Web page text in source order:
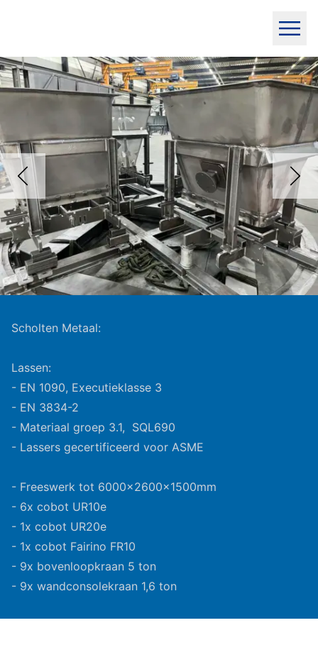
Scholten Metaal:
Lassen:
- EN 1090, Executieklasse 3
- EN 3834-2
- Materiaal groep 3.1, SQL690
- Lassers gecertificeerd voor ASME
- Freeswerk tot 6000x2600x1500mm
- 6x cobot UR10e
- 1x cobot UR20e
- 1x cobot Fairino FR10
- 9x bovenloopkraan 5 ton
- 9x wandconsolekraan 1,6 ton